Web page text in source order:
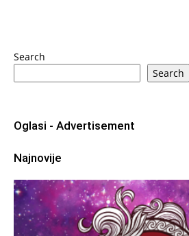
Search
Search
Oglasi - Advertisement
Najnovije